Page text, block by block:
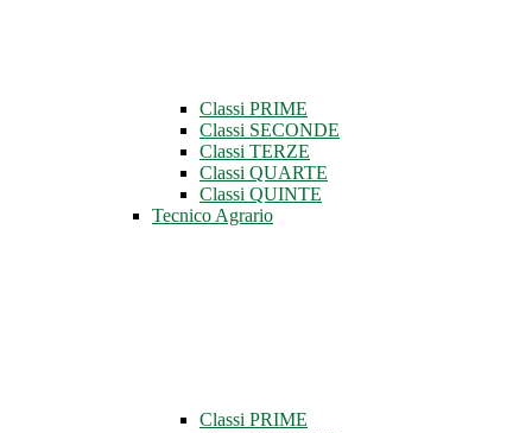
Classi PRIME
Classi SECONDE
Classi TERZE
Classi QUARTE
Classi QUINTE
Tecnico Agrario
Classi PRIME